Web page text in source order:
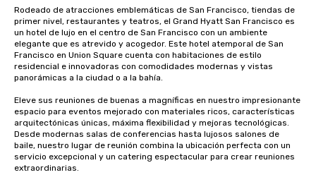
Rodeado de atracciones emblemáticas de San Francisco, tiendas de
primer nivel, restaurantes y teatros, el Grand Hyatt San Francisco es
un hotel de lujo en el centro de San Francisco con un ambiente
elegante que es atrevido y acogedor. Este hotel atemporal de San
Francisco en Union Square cuenta con habitaciones de estilo
residencial e innovadoras con comodidades modernas y vistas
panorámicas a la ciudad o a la bahía.
Eleve sus reuniones de buenas a magníficas en nuestro impresionante
espacio para eventos mejorado con materiales ricos, características
arquitectónicas únicas, máxima flexibilidad y mejoras tecnológicas.
Desde modernas salas de conferencias hasta lujosos salones de
baile, nuestro lugar de reunión combina la ubicación perfecta con un
servicio excepcional y un catering espectacular para crear reuniones
extraordinarias.